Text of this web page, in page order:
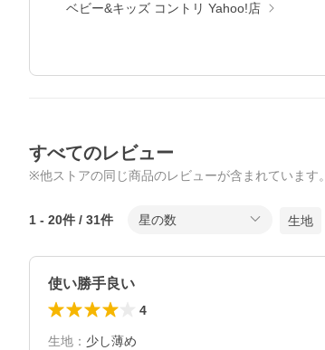
ベビー&キッズ コントリ Yahoo!店
すべてのレビュー
※他ストアの同じ商品のレビューが含まれています。
1 - 20件 / 31件 星の数 生地
使い勝手良い
4
生地 ： 少し薄め